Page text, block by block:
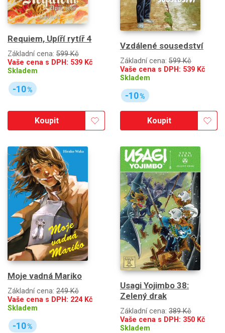
Requiem, Upíří rytíř 4
Základní cena: 599 Kč
Vaše cena s DPH: 539 Kč
Skladem
-10%
Koupit
Vzdálené sousedství
Základní cena: 599 Kč
Vaše cena s DPH: 539 Kč
Skladem
-10%
Koupit
Moje vadná Mariko
Základní cena: 249 Kč
Vaše cena s DPH: 224Kč
Skladem
-10%
Usagi Yojimbo 38:
Zelený drak
Základní cena: 389 Kč
Vaše cena s DPH: 350 Kč
Skladem